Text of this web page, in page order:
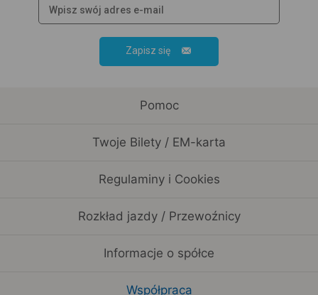
Zapisz się
Pomoc
Twoje Bilety / EM-karta
Regulaminy i Cookies
Rozkład jazdy / Przewoźnicy
Informacje o spółce
Współpraca